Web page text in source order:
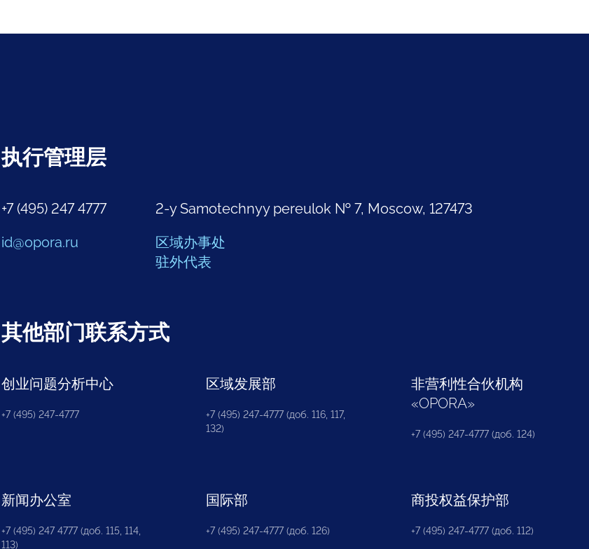
执行管理层
+7 (495) 247 4777
id@opora.ru
2-y Samotechnyy pereulok № 7, Moscow, 127473
区域办事处
驻外代表
其他部门联系方式
创业问题分析中心
+7 (495) 247-4777
区域发展部
+7 (495) 247-4777 (доб. 116, 117,
132)
非营利性合伙机构
«OPORA»
+7 (495) 247-4777 (доб. 124)
新闻办公室
+7 (495) 247 4777 (доб. 115, 114,
113)
国际部
+7 (495) 247-4777 (доб. 126)
商投权益保护部
+7 (495) 247-4777 (доб. 112)